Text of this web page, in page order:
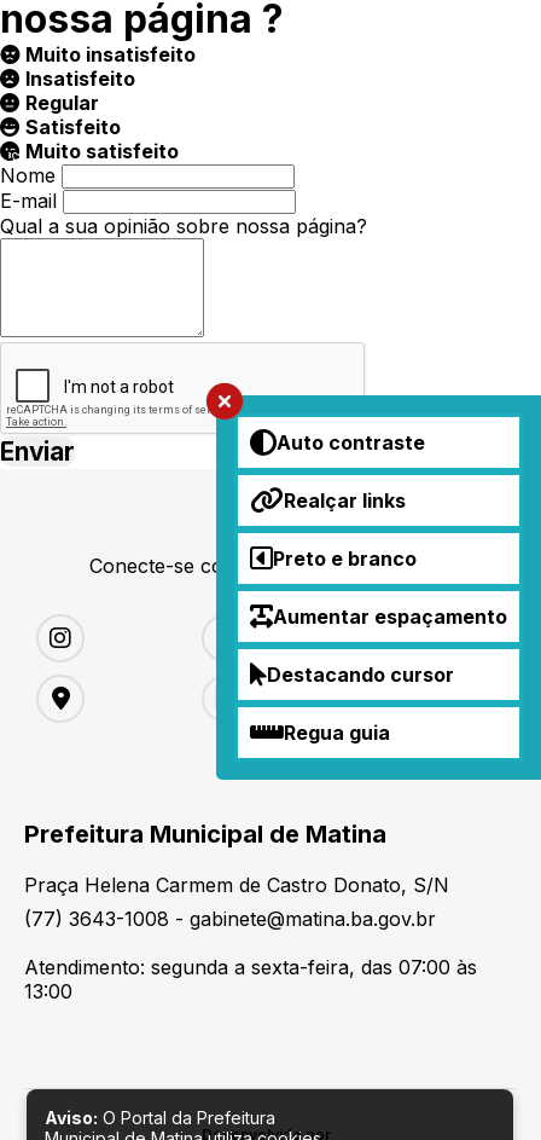
Auto contraste
Realçar links
Preto e branco
Aumentar espaçamento
Destacando cursor
Regua guia
nossa página ?
Muito insatisfeito
Insatisfeito
Regular
Satisfeito
Muito satisfeito
Nome
E-mail
Qual a sua opinião sobre nossa página?
Conecte-se conosco nas redes sociais
Prefeitura Municipal de Matina
Praça Helena Carmem de Castro Donato, S/N
(77) 3643-1008 - gabinete@matina.ba.gov.br
Atendimento: segunda a sexta-feira, das 07:00 às
13:00
Desenvolvido por
Aviso: O Portal da Prefeitura